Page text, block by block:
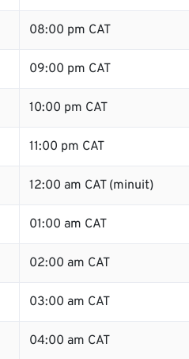
08:00 pm CAT
09:00 pm CAT
10:00 pm CAT
11:00 pm CAT
12:00 am CAT (minuit)
01:00 am CAT
02:00 am CAT
03:00 am CAT
04:00 am CAT